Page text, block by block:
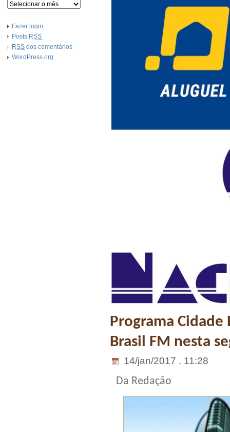
Fazer login
Posts RSS
RSS dos comentários
WordPress.org
Programa Cidade
Brasil FM nesta
14/jan/2017 . 11:28
Da Redação